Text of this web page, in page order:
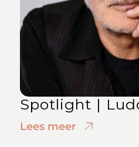
Spotlight |
Lees meer